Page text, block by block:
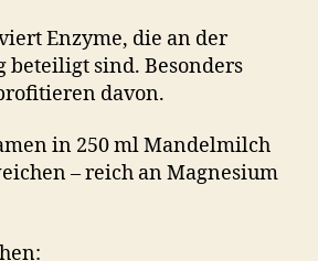
Enzyme, die an der
beteiligt sind. Besonders
davon.
in 250 ml Mandelmilch
– reich an Magnesium